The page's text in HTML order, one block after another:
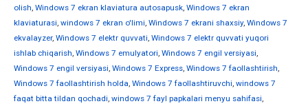
olish, Windows 7 ekran klaviatura autosapusk, Windows 7 ekran
klaviaturasi, windows 7 ekran o'limi, Windows 7 ekrani shaxsiy, Windows 7
ekvalayzer, Windows 7 elektr quvvati, Windows 7 elektr quvvati yuqori
ishlab chiqarish, Windows 7 emulyatori, Windows 7 engil versiyasi,
Windows 7 engil versiyasi, Windows 7 Express, Windows 7 faollashtirish,
Windows 7 faollashtirish holda, Windows 7 faollashtiruvchi, windows 7
faqat bitta tildan qochadi, windows 7 fayl papkalari menyu sahifasi,